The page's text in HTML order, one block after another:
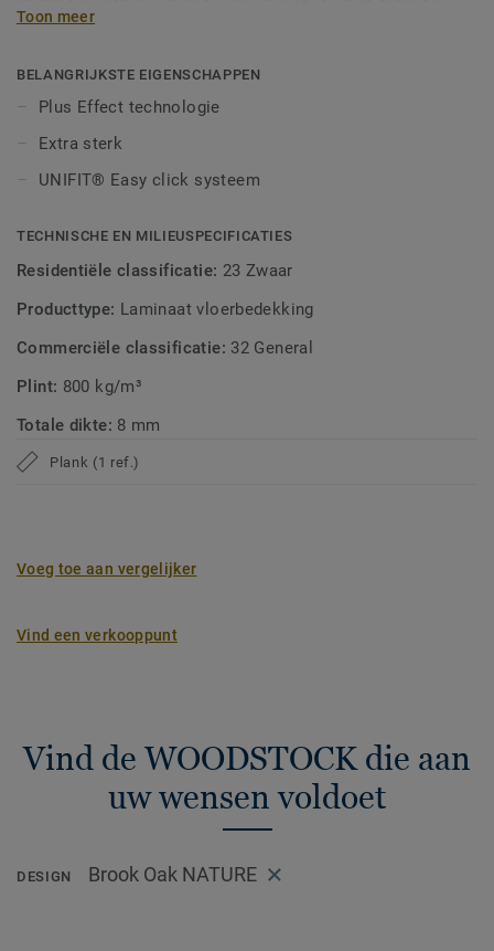
stijlvolle grijstinten. Onze laminaatvloeren worden gemaakt
kras- en vlekbestendig dankzij hun melamine-
beschermende laag. Woodstock laminaatvloeren zijn
eenvoudig en snel te installeren dankzij het UNIFIT®-
systeem.
Toon meer
BELANGRIJKSTE EIGENSCHAPPEN
Plus Effect technologie
Extra sterk
UNIFIT® Easy click systeem
TECHNISCHE EN MILIEUSPECIFICATIES
Residentiële classificatie: 23 Zwaar
Producttype: Laminaat vloerbedekking
Commerciële classificatie: 32 General
Plint: 800 kg/m³
Totale dikte: 8 mm
Plank (1 ref.)
Voeg toe aan vergelijker
Vind een verkooppunt
Vind de WOODSTOCK die aan
uw wensen voldoet
DESIGN Brook Oak NATURE